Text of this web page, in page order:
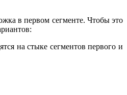
в первом сегменте. Чтобы это
на стыке сегментов первого и